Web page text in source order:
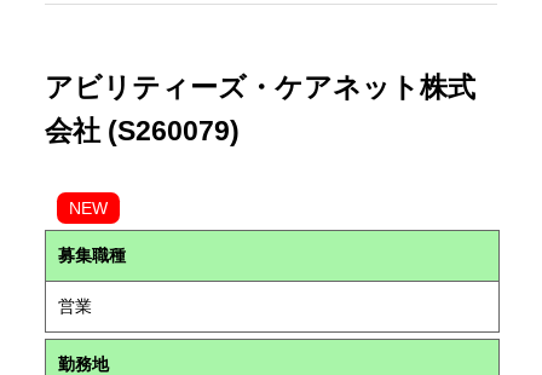
アビリティーズ・ケアネット株式
会社 (S260079)
NEW
募集職種
営業
勤務地